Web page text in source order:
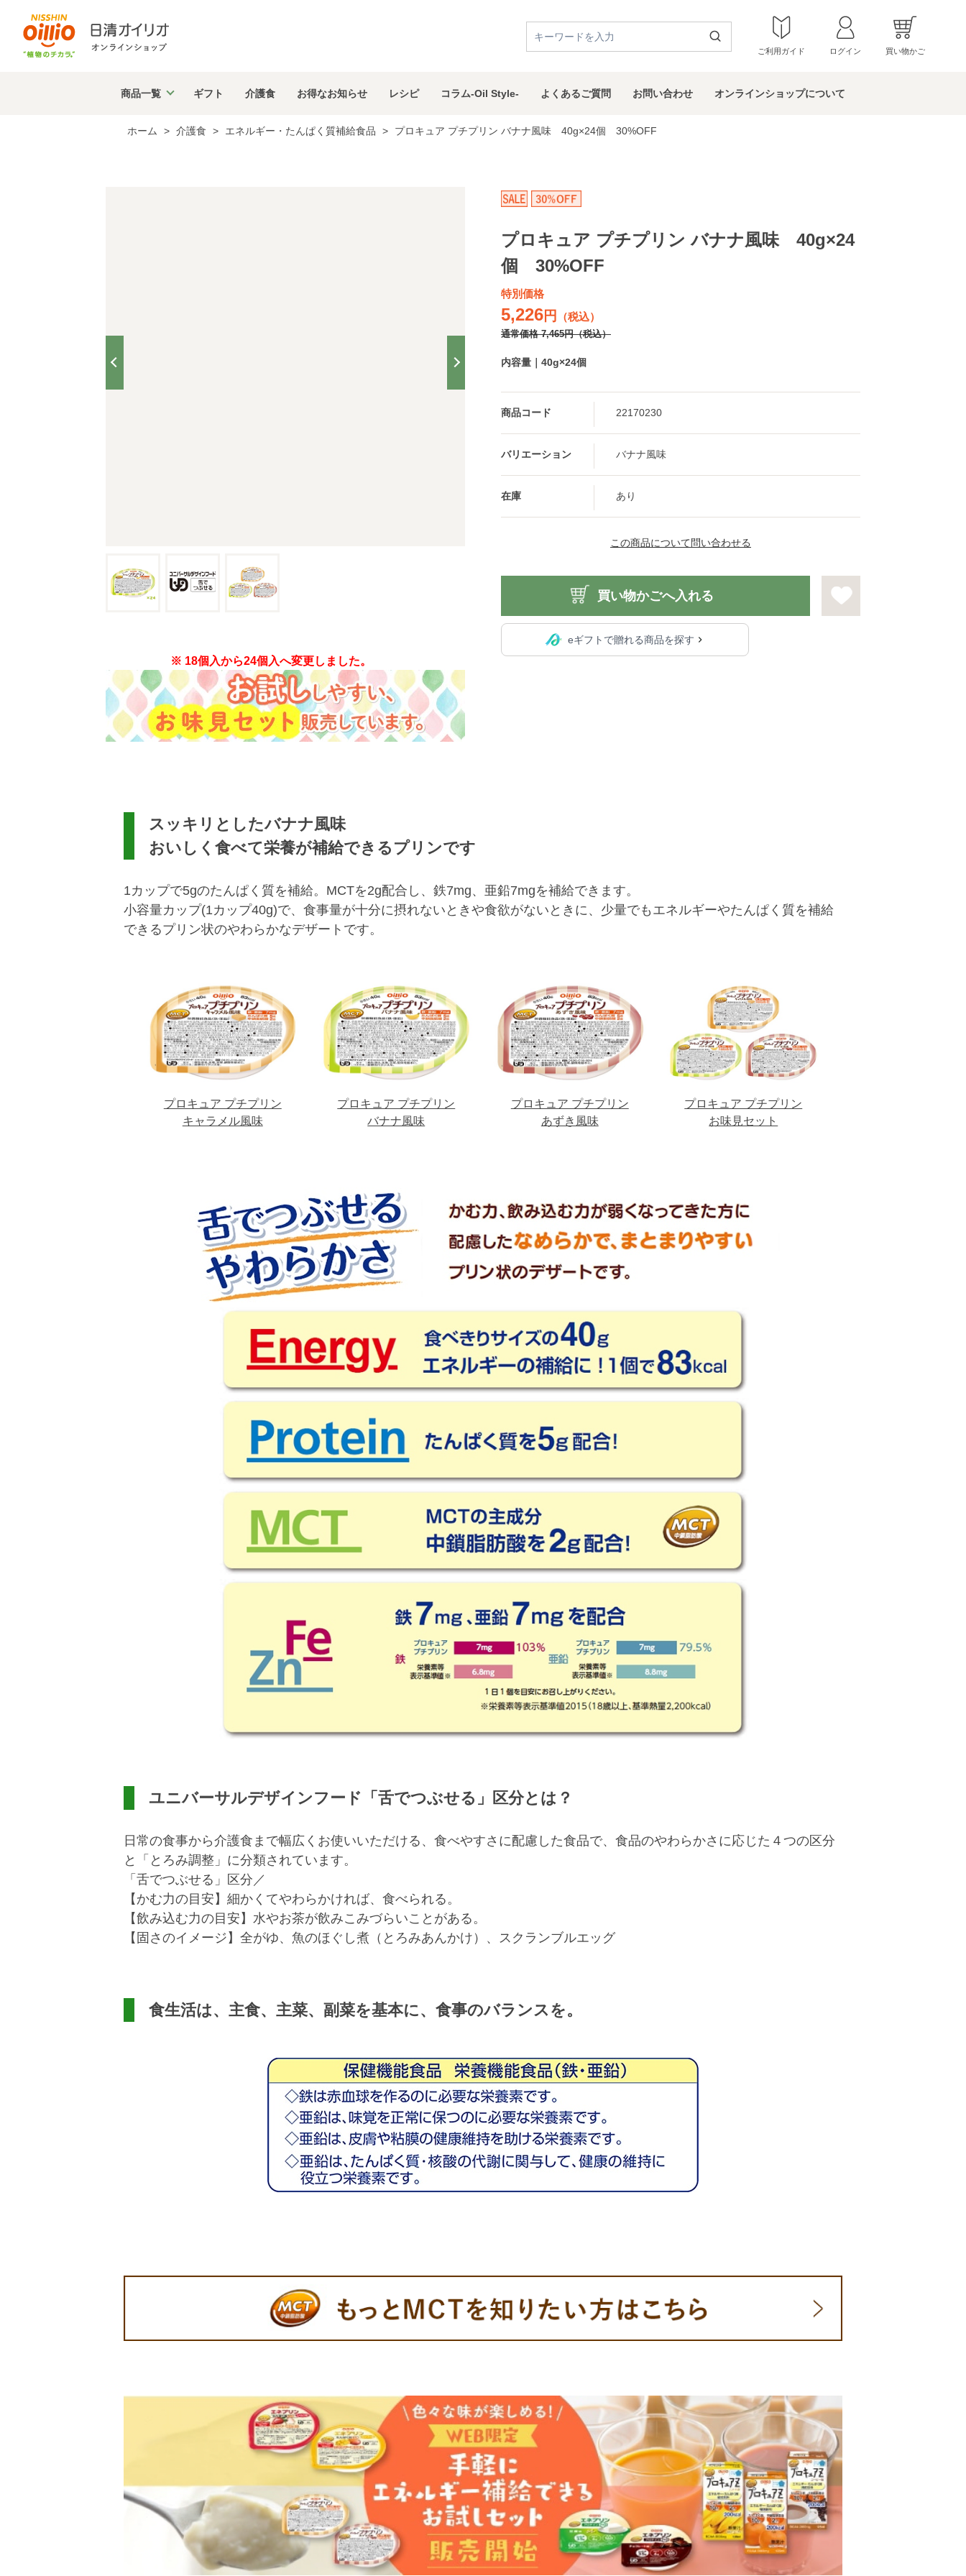
ご利用ガイド ログイン 買い物かご
商品一覧 ギフト 介護食 お得なお知らせ レシピ コラム-Oil Style- よくあるご質問 お問い合わせ オンラインショップについて
ホーム > 介護食 > エネルギー・たんぱく質補給食品 > プロキュア プチプリン バナナ風味 40g×24個 30%OFF
※ 18個入から24個入へ変更しました。
スッキリとしたバナナ風味
おいしく食べて栄養が補給できるプリンです
1カップで5gのたんぱく質を補給。MCTを2g配合し、鉄7mg、亜鉛7mgを補給できます。
小容量カップ(1カップ40g)で、食事量が十分に摂れないときや食欲がないときに、少量でもエネルギーやたんぱく質を補給
できるプリン状のやわらかなデザートです。
プロキュア プチプリン
キャラメル風味
プロキュア プチプリン
バナナ風味
プロキュア プチプリン
あずき風味
プロキュア プチプリン
お味見セット
ユニバーサルデザインフード「舌でつぶせる」区分とは？
日常の食事から介護食まで幅広くお使いいただける、食べやすさに配慮した食品で、食品のやわらかさに応じた４つの区分
と「とろみ調整」に分類されています。
「舌でつぶせる」区分／
【かむ力の目安】細かくてやわらかければ、食べられる。
【飲み込む力の目安】水やお茶が飲みこみづらいことがある。
【固さのイメージ】全がゆ、魚のほぐし煮（とろみあんかけ）、スクランブルエッグ
食生活は、主食、主菜、副菜を基本に、食事のバランスを。
内容量｜40g×24個
プロキュア プチプリン バナナ風味 40g×24
個 30%OFF
特別価格
5,226円 （税込）
通常価格7,465円（税込）
商品コード 22170230
バナナ風味
在庫 あり
買い物かごへ入れる
eギフトで贈れる商品を探す
この商品について問い合わせる